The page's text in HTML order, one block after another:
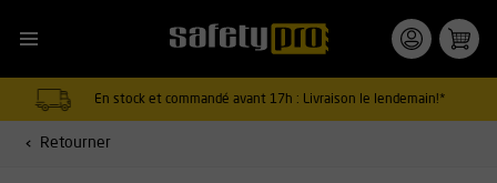
En stock et commandé avant 17h : Livraison le lendemain!*
Retourner